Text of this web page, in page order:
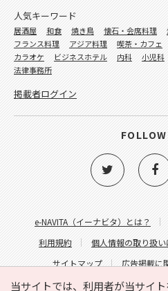
当サイトでは、利用者が当サイ
e-NAVITA（イーナビタ）とは？
利用規約
個人情報の取り扱い
サイトマップ
広告掲載に
サイトの内容に関す
人気キーワード
居酒屋 和食 焼き鳥 懐石・会席料理
フランス料理
アジア料理 喫茶・カフェ
カラオケ
ビジネスホテル 内科 小児科
法律事務所
掲載者ログイン